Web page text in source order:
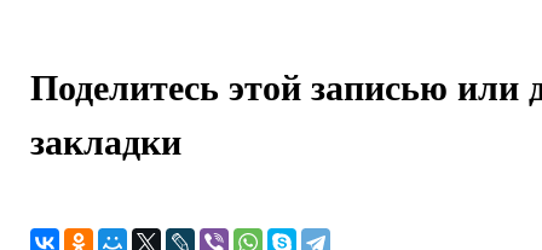
Поделитесь этой записью или
закладки